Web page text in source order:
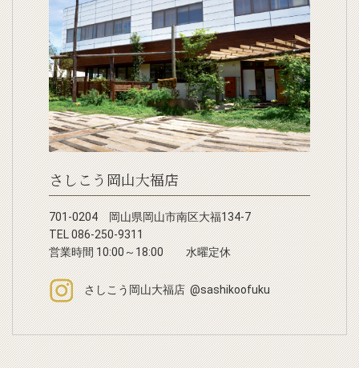
さしこう岡山大福店
701-0204 岡山県岡山市南区大福134-7
TEL 086-250-9311
営業時間 10:00～18:00 水曜定休
さしこう岡山大福店 @sashikoofuku